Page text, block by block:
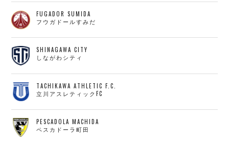
FUGADOR SUMIDA
フウガドールすみだ
SHINAGAWA CITY
しながわシティ
TACHIKAWA ATHLETIC F.C.
立川アスレティックFC
PESCADOLA MACHIDA
ペスカドーラ町田